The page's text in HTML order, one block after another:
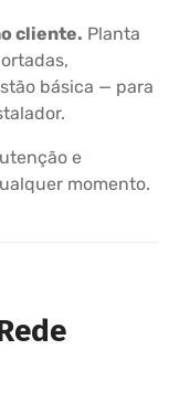
cliente. Planta
básica — para
e
momento.